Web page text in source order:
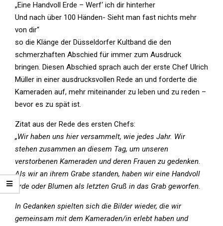
„Eine Handvoll Erde – Werf‘ ich dir hinterher
Und nach über 100 Händen- Sieht man fast nichts mehr
von dir“
so die Klänge der Düsseldorfer Kultband die den
schmerzhaften Abschied für immer zum Ausdruck
bringen. Diesen Abschied sprach auch der erste Chef Ulrich
Müller in einer ausdrucksvollen Rede an und forderte die
Kameraden auf, mehr miteinander zu leben und zu reden –
bevor es zu spät ist.
Zitat aus der Rede des ersten Chefs:
„Wir haben uns hier versammelt, wie jedes Jahr. Wir
stehen zusammen an diesem Tag, um unseren
verstorbenen Kameraden und deren Frauen zu gedenken.
Als wir an ihrem Grabe standen, haben wir eine Handvoll
Erde oder Blumen als letzten Gruß in das Grab geworfen.
In Gedanken spielten sich die Bilder wieder, die wir
gemeinsam mit dem Kameraden/in erlebt haben und